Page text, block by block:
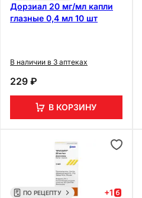
Дорзиал 20 мг/мл капли
глазные 0,4 мл 10 шт
В наличии в 3 аптеках
229 ₽
В КОРЗИНУ
ПО РЕЦЕПТУ +1